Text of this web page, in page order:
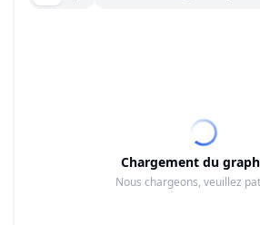
Chargement du
Nous chargeons, veuillez